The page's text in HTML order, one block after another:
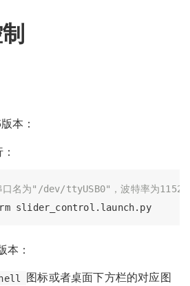
本：
口名为"/dev/ttyUSB0"，波特率为
ros2 launch mecharm slider_control.launch.py
本：
图标或者桌面下方栏的对应图